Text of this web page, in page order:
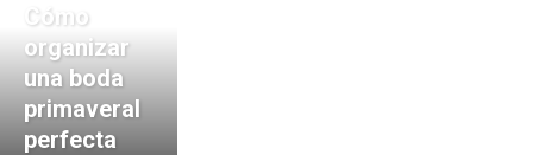
Cómo
organizar
una boda
primaveral
perfecta